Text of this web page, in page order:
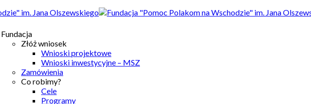
Fundacja
Złóż wniosek
Wnioski projektowe
Wnioski inwestycyjne – MSZ
Zamówienia
Co robimy?
Cele
Programy